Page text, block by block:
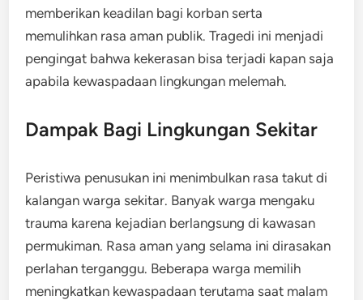
memberikan keadilan bagi korban serta
memulihkan rasa aman publik. Tragedi ini menjadi
pengingat bahwa kekerasan bisa terjadi kapan saja
apabila kewaspadaan lingkungan melemah.
Dampak Bagi Lingkungan Sekitar
Peristiwa penusukan ini menimbulkan rasa takut di
kalangan warga sekitar. Banyak warga mengaku
trauma karena kejadian berlangsung di kawasan
permukiman. Rasa aman yang selama ini dirasakan
perlahan terganggu. Beberapa warga memilih
meningkatkan kewaspadaan terutama saat malam